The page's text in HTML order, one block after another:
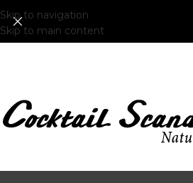
Skip to navigation
Skip to main content